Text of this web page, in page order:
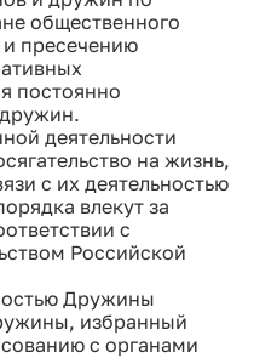
общественного
пресечению
постоянно
деятельности
на жизнь,
с их деятельностью
влекут за
с
Российской
Дружины
избранный
с органами